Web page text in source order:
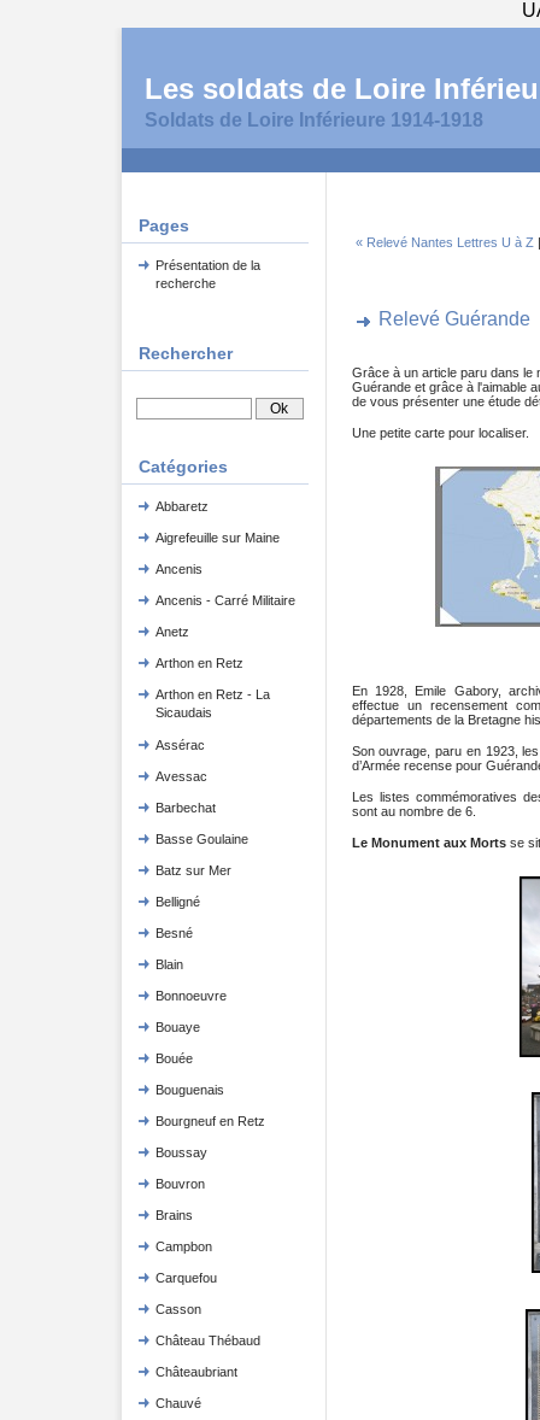
Les soldats de Loire
Soldats de Loire Inférieure 1914-1918
Pages
Présentation de la
recherche
Rechercher
Catégories
Abbaretz
Aigrefeuille sur Maine
Ancenis
Ancenis - Carré Militaire
Anetz
Arthon en Retz
Arthon en Retz - La
Sicaudais
Assérac
Avessac
Barbechat
Basse Goulaine
Batz sur Mer
Belligné
Besné
Blain
Bonnoeuvre
Bouaye
Bouée
Bouguenais
Bourgneuf en Retz
Boussay
Bouvron
Brains
Campbon
Carquefou
Casson
Château Thébaud
Châteaubriant
Chauvé
« Relevé Nantes Lettres U à Z
Relevé Guérande
Grâce à un article paru dans le
Guérande et grâce à l'aimable
de vous présenter une étude
Une petite carte pour localiser.
En 1928, Emile Gabory,
effectue un recensement
départements de la Bretagne
Son ouvrage, paru en 1923,
d’Armée recense pour
Les listes commémoratives
sont au nombre de 6.
Le Monument aux Mortsse